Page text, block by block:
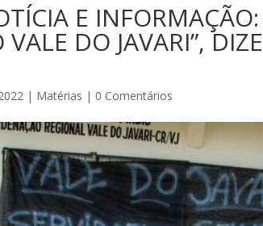
E INFORMAÇÃO:
DO JAVARI”,
| Matérias | 0 Comentários